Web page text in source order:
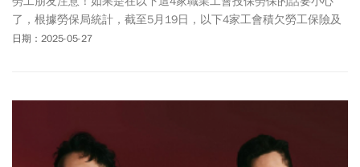
了，根據勞保局統計，截至5月19日，以下4家工會積欠勞工保險及
勞工職業災害保險保險費已逾繳費寬限期。分別是：台北市
存，以備日後保障權益之用。
日期：2025-05-27